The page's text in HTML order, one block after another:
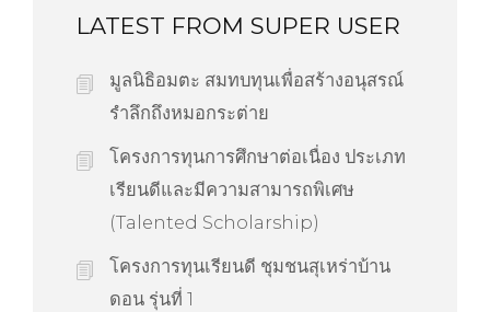
LATEST FROM SUPER USER
มูลนิธิอมตะ สมทบทุนเพื่อสร้างอนุสรณ์
รำลึกถึงหมอกระต่าย
โครงการทุนการศึกษาต่อเนื่อง ประเภท
เรียนดีและมีความสามารถพิเศษ
(Talented Scholarship)
โครงการทุนเรียนดี ชุมชนสุเหร่าบ้าน
ดอน รุ่นที่ 1